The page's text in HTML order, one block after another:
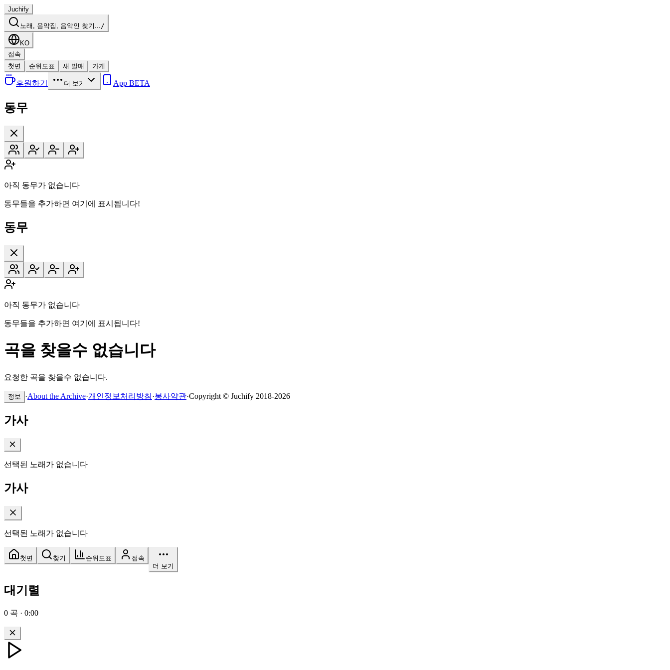
Juchify
노래, 음악집, 음악인 찾기.../
KO
접속
첫면
순위도표 새 발매 가게
후원하기 더 보기 App BETA
동무
아직 동무가 없습니다
동무들을 추가하면 여기에 표시됩니다!
동무
아직 동무가 없습니다
동무들을 추가하면 여기에 표시됩니다!
곡을 찾을수 없습니다
요청한 곡을 찾을수 없습니다.
정보 ·About the Archive·개인정보처리방침·봉사약관·Copyright © Juchify 2018-2026
가사
선택된 노래가 없습니다
가사
선택된 노래가 없습니다
첫면 찾기 순위도표
접속
더 보기
대기렬
0 곡 · 0:00